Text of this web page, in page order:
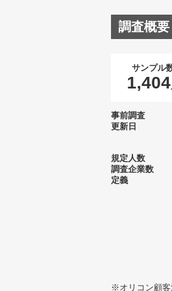
調査概要
サンプル
1,404
事前調査
更新日
規定人数
調査企業数
定義
※オリコン顧客